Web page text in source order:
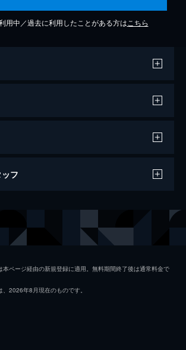
用中／過去に利用したことがある方は こちら
グ・ウーマン
フ
ライアン ボー・バーナム
ページ経由の新規登録に適用。無料期間終了後は通常料金で
2026年8月現在のものです。